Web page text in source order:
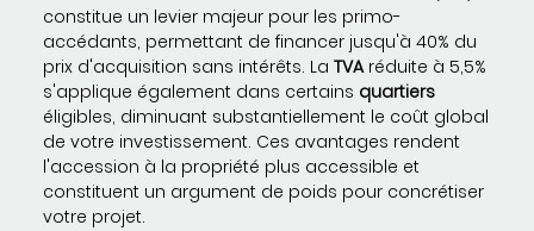
constitue un levier majeur pour les primo-
accédants, permettant de financer jusqu'à 40% du
prix d'acquisition sans intérêts. La TVAréduite à 5,5%
s'applique également dans certains quartiers
éligibles, diminuant substantiellement le coût global
de votre investissement. Ces avantages rendent
l'accession à la propriété plus accessible et
constituent un argument de poids pour concrétiser
votre projet.